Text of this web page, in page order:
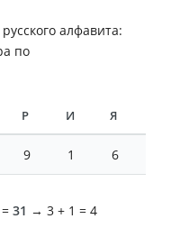
алфавита:
по
Р И Я
9 1 6
31 → 3 + 1 = 4